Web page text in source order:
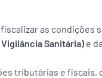
as condições
Sanitária) e da
tributárias e fiscais,